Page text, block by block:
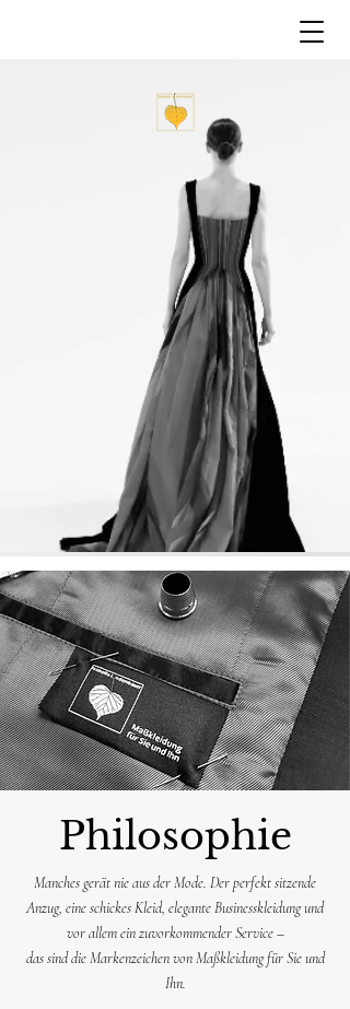
Maßkleidung für Sie und Ihn
HERZLICH
WILLKOMMEN
Philosophie
Manches gerät nie aus der Mode. Der perfekt sitzende
Anzug, eine schickes Kleid, elegante Businesskleidung und
vor allem ein zuvorkommender Service –
das sind die Markenzeichen von Maßkleidung für Sie und
Ihn.